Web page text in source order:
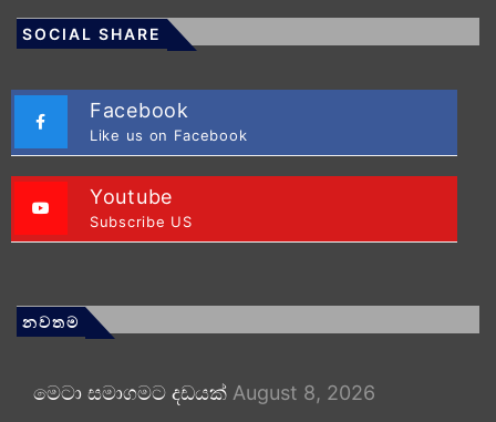
SOCIAL SHARE
Facebook
Like us on Facebook
Youtube
Subscribe US
නවතම
මෙටා සමාගමට දඩයක් August 8, 2026